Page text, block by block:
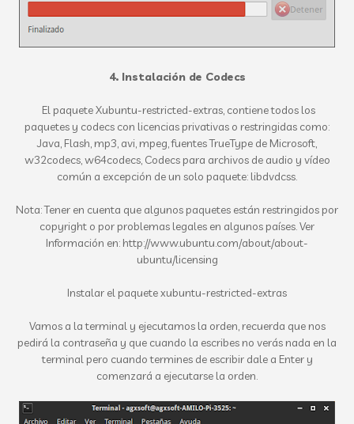
4. Instalación de Codecs
El paquete Xubuntu-restricted-extras, contiene todos los
paquetes y codecs con licencias privativas o restringidas como:
Java, Flash, mp3, avi, mpeg, fuentes TrueType de Microsoft,
w32codecs, w64codecs, Codecs para archivos de audio y vídeo
común a excepción de un solo paquete: libdvdcss.
Nota: Tener en cuenta que algunos paquetes están restringidos por
copyright o por problemas legales en algunos países. Ver
Información en: http://www.ubuntu.com/about/about-
ubuntu/licensing
Instalar el paquete xubuntu-restricted-extras
Vamos a la terminal y ejecutamos la orden, recuerda que nos
pedirá la contraseña y que cuando la escribes no verás nada en la
terminal pero cuando termines de escribir dale a Enter y
comenzará a ejecutarse la orden.